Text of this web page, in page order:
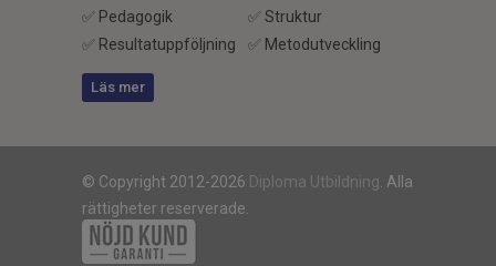
✅ Pedagogik
✅ Resultatuppföljning
✅ Struktur
✅ Metodutveckling
Läs mer
© Copyright 2012-2026 Diploma Utbildning. Alla
rättigheter reserverade.